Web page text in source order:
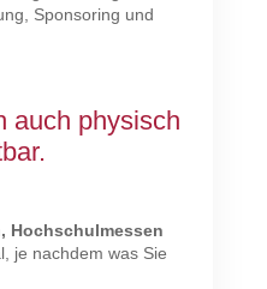
Sponsoring und
auch physisch
Hochschulmessen
je nachdem was Sie